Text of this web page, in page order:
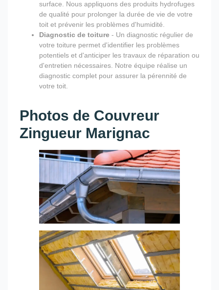
surface. Nous appliquons des produits hydrofuges
de qualité pour prolonger la durée de vie de votre
toit et prévenir les problèmes d'humidité.
Diagnostic de toiture - Un diagnostic régulier de
votre toiture permet d'identifier les problèmes
potentiels et d'anticiper les travaux de réparation ou
d'entretien nécessaires. Notre équipe réalise un
diagnostic complet pour assurer la pérennité de
votre toit.
Photos de Couvreur
Zingueur Marignac